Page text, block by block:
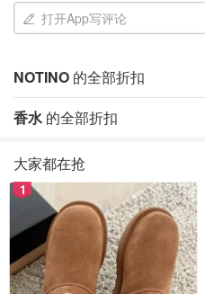
打开App写评论
NOTINO 的全部折扣
香水 的全部折扣
大家都在抢
1